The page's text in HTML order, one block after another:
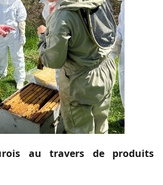
au travers de produits